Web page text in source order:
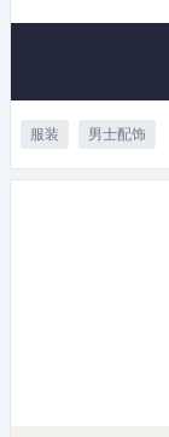
服装 男士配饰